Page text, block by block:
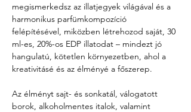
megismerkedsz az illatjegyek világával és a
harmonikus parfümkompozíció
felépítésével, miközben létrehozod saját, 30
ml-es, 20%-os EDP illatodat – mindezt jó
hangulatú, kötetlen környezetben, ahol a
kreativitásé és az élményé a főszerep.
Az élményt sajt- és sonkatál, válogatott
borok, alkoholmentes italok, valamint